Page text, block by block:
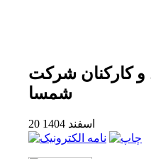
و کارکنان شرکت
شمسا
20 اسفند 1404